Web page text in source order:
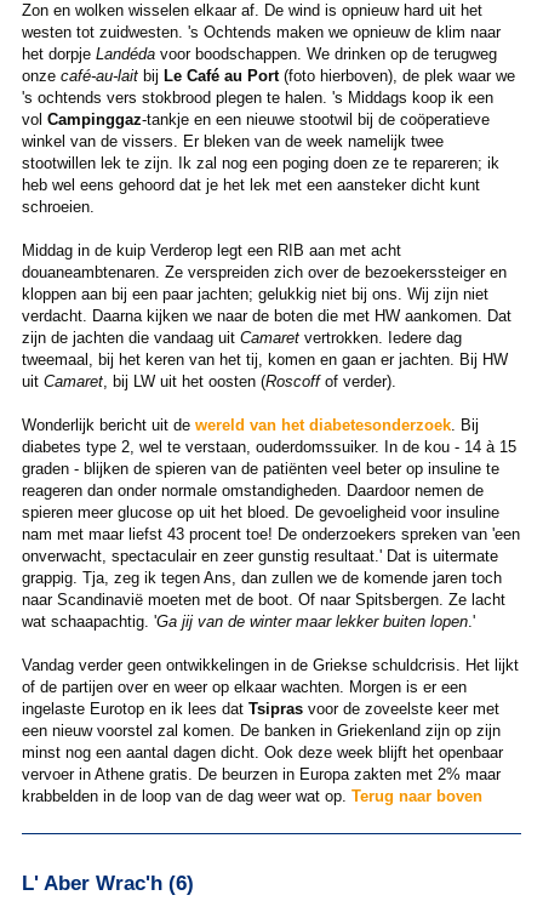
Zon en wolken wisselen elkaar af. De wind is opnieuw hard uit het
westen tot zuidwesten. 's Ochtends maken we opnieuw de klim naar
het dorpje Landédavoor boodschappen. We drinken op de terugweg
onze café-au-laitbij Le Café au Port(foto hierboven), de plek waar we
's ochtends vers stokbrood plegen te halen. 's Middags koop ik een
vol Campinggaz-tankje en een nieuwe stootwil bij de coöperatieve
winkel van de vissers. Er bleken van de week namelijk twee
stootwillen lek te zijn. Ik zal nog een poging doen ze te repareren; ik
heb wel eens gehoord dat je het lek met een aansteker dicht kunt
schroeien.
Middag in de kuip Verderop legt een RIB aan met acht
douaneambtenaren. Ze verspreiden zich over de bezoekerssteiger en
kloppen aan bij een paar jachten; gelukkig niet bij ons. Wij zijn niet
verdacht. Daarna kijken we naar de boten die met HW aankomen. Dat
zijn de jachten die vandaag uit Camaretvertrokken. Iedere dag
tweemaal, bij het keren van het tij, komen en gaan er jachten. Bij HW
uit Camaret, bij LW uit het oosten (Roscoffof verder).
Wonderlijk bericht uit de wereld van het diabetesonderzoek. Bij
diabetes type 2, wel te verstaan, ouderdomssuiker. In de kou - 14 à 15
graden - blijken de spieren van de patiënten veel beter op insuline te
reageren dan onder normale omstandigheden. Daardoor nemen de
spieren meer glucose op uit het bloed. De gevoeligheid voor insuline
nam met maar liefst 43 procent toe! De onderzoekers spreken van 'een
onverwacht, spectaculair en zeer gunstig resultaat.' Dat is uitermate
grappig. Tja, zeg ik tegen Ans, dan zullen we de komende jaren toch
naar Scandinavië moeten met de boot. Of naar Spitsbergen. Ze lacht
wat schaapachtig. 'Ga jij van de winter maar lekker buiten lopen.'
Vandag verder geen ontwikkelingen in de Griekse schuldcrisis. Het lijkt
of de partijen over en weer op elkaar wachten. Morgen is er een
ingelaste Eurotop en ik lees dat Tsiprasvoor de zoveelste keer met
een nieuw voorstel zal komen. De banken in Griekenland zijn op zijn
minst nog een aantal dagen dicht. Ook deze week blijft het openbaar
vervoer in Athene gratis. De beurzen in Europa zakten met 2% maar
krabbelden in de loop van de dag weer wat op. Terug naar boven
L' Aber Wrac'h (6)